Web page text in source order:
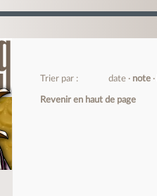
Trier par : date note
Revenir en haut de page